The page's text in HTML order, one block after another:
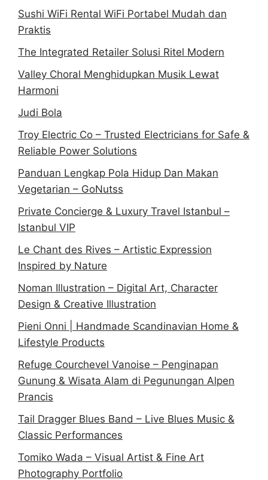
Sushi WiFi Rental WiFi Portabel Mudah dan
Praktis
The Integrated Retailer Solusi Ritel Modern
Valley Choral Menghidupkan Musik Lewat
Harmoni
Judi Bola
Troy Electric Co – Trusted Electricians for Safe &
Reliable Power Solutions
Panduan Lengkap Pola Hidup Dan Makan
Vegetarian – GoNutss
Private Concierge & Luxury Travel Istanbul –
Istanbul VIP
Le Chant des Rives – Artistic Expression
Inspired by Nature
Noman Illustration – Digital Art, Character
Design & Creative Illustration
Pieni Onni | Handmade Scandinavian Home &
Lifestyle Products
Refuge Courchevel Vanoise – Penginapan
Gunung & Wisata Alam di Pegunungan Alpen
Prancis
Tail Dragger Blues Band – Live Blues Music &
Classic Performances
Tomiko Wada – Visual Artist & Fine Art
Photography Portfolio